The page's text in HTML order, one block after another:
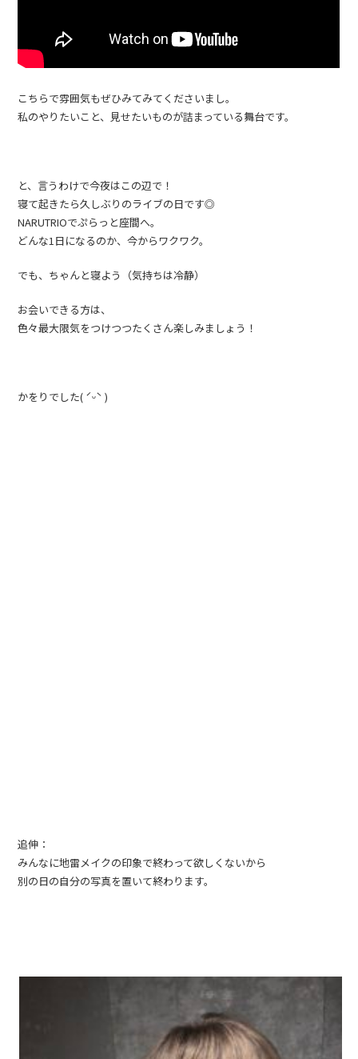
こちらで雰囲気もぜひみてみてくださいまし。
私のやりたいこと、見せたいものが詰まっている舞台です。
と、言うわけで今夜はこの辺で！
寝て起きたら久しぶりのライブの日です◎
NARUTRIOでぷらっと座間へ。
どんな1日になるのか、今からワクワク。
でも、ちゃんと寝よう（気持ちは冷静）
お会いできる方は、
色々最大限気をつけつつたくさん楽しみましょう！
かをりでした( ˊᵕˋ )
追伸：
みんなに地雷メイクの印象で終わって欲しくないから
別の日の自分の写真を置いて終わります。